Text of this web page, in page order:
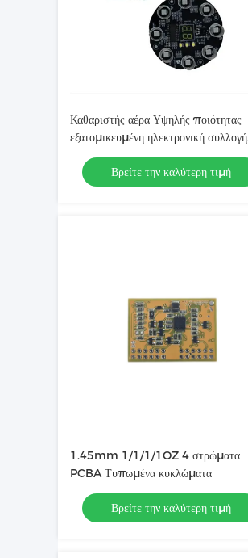
Καθαριστής αέρα Υψηλής ποιότητας
εξατομικευμένη ηλεκτρονική συλλογή
PCB
Βρείτε την καλύτερη τιμή
1.45mm 1/1/1/1OZ 4 στρώματα
PCBA Τυπωμένα κυκλώματα
Βρείτε την καλύτερη τιμή